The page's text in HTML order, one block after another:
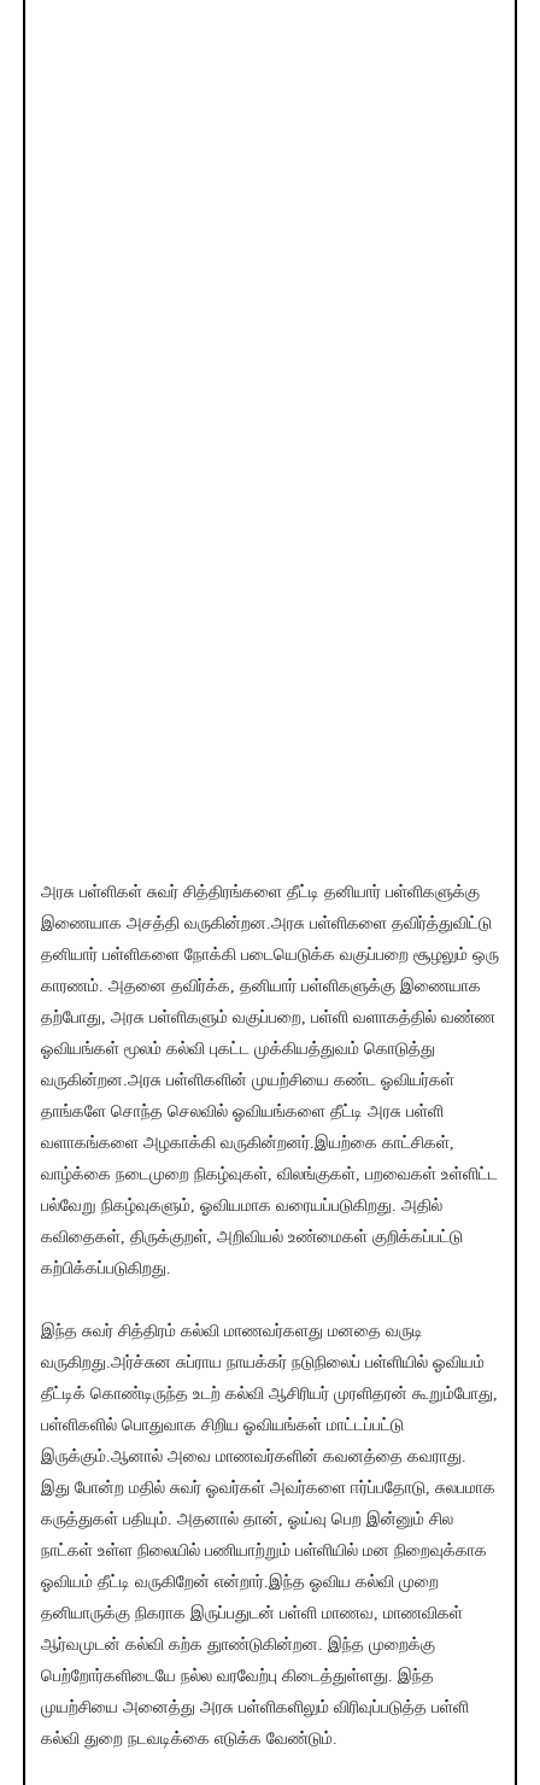
அரசு பள்ளிகள் சுவர் சித்திரங்களை தீட்டி தனியார் பள்ளிகளுக்கு
இணையாக அசத்தி வருகின்றன.அரசு பள்ளிகளை தவிர்த்துவிட்டு
தனியார் பள்ளிகளை நோக்கி படையெடுக்க வகுப்பறை சூழலும் ஒரு
காரணம். அதனை தவிர்க்க, தனியார் பள்ளிகளுக்கு இணையாக
தற்போது, அரசு பள்ளிகளும் வகுப்பறை, பள்ளி வளாகத்தில் வண்ண
ஓவியங்கள் மூலம் கல்வி புகட்ட முக்கியத்துவம் கொடுத்து
வருகின்றன.அரசு பள்ளிகளின் முயற்சியை கண்ட ஓவியர்கள்
தாங்களே சொந்த செலவில் ஓவியங்களை தீட்டி அரசு பள்ளி
வளாகங்களை அழகாக்கி வருகின்றனர்.இயற்கை காட்சிகள்,
வாழ்க்கை நடைமுறை நிகழ்வுகள், விலங்குகள், பறவைகள் உள்ளிட்ட
பல்வேறு நிகழ்வுகளும், ஓவியமாக வரையப்படுகிறது. அதில்
கவிதைகள், திருக்குறள், அறிவியல் உண்மைகள் குறிக்கப்பட்டு
கற்பிக்கப்படுகிறது.
இந்த சுவர் சித்திரம் கல்வி மாணவர்களது மனதை வருடி
வருகிறது.அர்ச்சுன சுப்ராய நாயக்கர் நடுநிலைப் பள்ளியில் ஓவியம்
தீட்டிக் கொண்டிருந்த உடற் கல்வி ஆசிரியர் முரளிதரன் கூறும்போது,
பள்ளிகளில் பொதுவாக சிறிய ஓவியங்கள் மாட்டப்பட்டு
இருக்கும்.ஆனால் அவை மாணவர்களின் கவனத்தை கவராது.
இது போன்ற மதில் சுவர் ஓவர்கள் அவர்களை ஈர்ப்பதோடு, சுலபமாக
கருத்துகள் பதியும். அதனால் தான், ஓய்வு பெற இன்னும் சில
நாட்கள் உள்ள நிலையில் பணியாற்றும் பள்ளியில் மன நிறைவுக்காக
ஓவியம் தீட்டி வருகிறேன் என்றார்.இந்த ஓவிய கல்வி முறை
தனியாருக்கு நிகராக இருப்பதுடன் பள்ளி மாணவ, மாணவிகள்
ஆர்வமுடன் கல்வி கற்க துாண்டுகின்றன. இந்த முறைக்கு
பெற்றோர்களிடையே நல்ல வரவேற்பு கிடைத்துள்ளது. இந்த
முயற்சியை அனைத்து அரசு பள்ளிகளிலும் விரிவுப்படுத்த பள்ளி
கல்வி துறை நடவடிக்கை எடுக்க வேண்டும்.